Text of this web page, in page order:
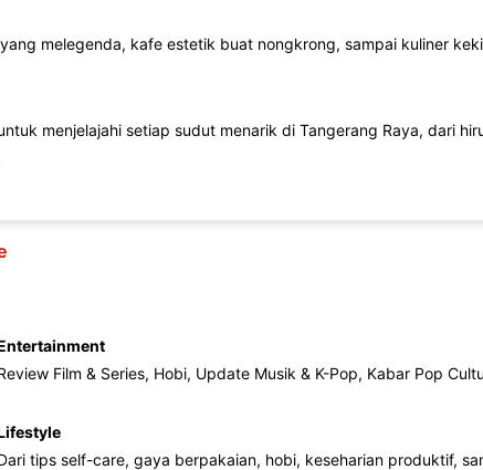
melegenda, kafe estetik buat nongkrong, sampai kuliner
menjelajahi setiap sudut menarik di Tangerang Raya, dari
Film & Series, Hobi, Update Musik & K-Pop, Kabar Pop
tips self-care, gaya berpakaian, hobi, keseharian produktif,